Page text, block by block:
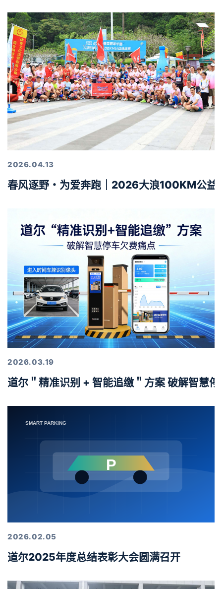
2026.04.13
春风逐野・为爱奔跑｜2026大浪100KM公益
2026.03.19
道尔＂精准识别 + 智能追缴＂方案 破解智慧
2026.02.05
道尔2025年度总结表彰大会圆满召开